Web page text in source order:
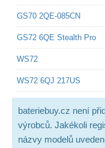
GS70 2QE-085CN
GS72 6QE Stealth Pro
WS72
WS72 6QJ 217US
bateriebuy.cz není
výrobců. Jakékoli
názvy modelů